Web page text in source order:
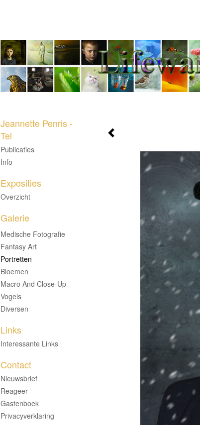
Jeannette Penris -
Tel
Publicaties
Info
Exposities
Overzicht
Galerie
Medische Fotografie
Fantasy Art
Portretten
Bloemen
Macro And Close-Up
Vogels
Diversen
Links
Interessante Links
Contact
Nieuwsbrief
Reageer
Gastenboek
Privacyverklaring